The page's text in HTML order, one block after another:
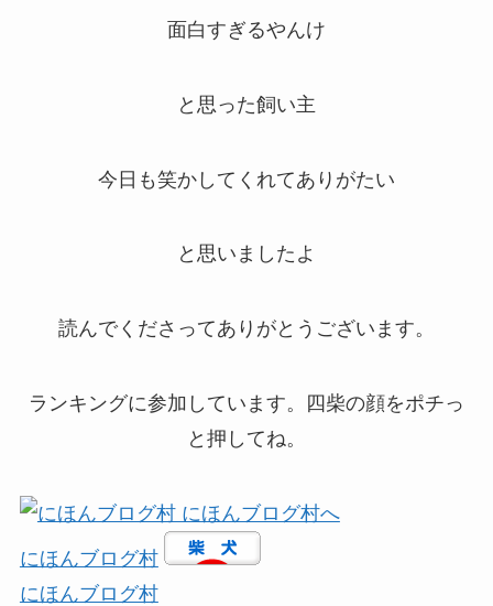
面白すぎるやんけ
と思った飼い主
今日も笑かしてくれてありがたい
と思いましたよ
読んでくださってありがとうございます。
ランキングに参加しています。四柴の顔をポチっ
と押してね。
にほんブログ村
にほんブログ村